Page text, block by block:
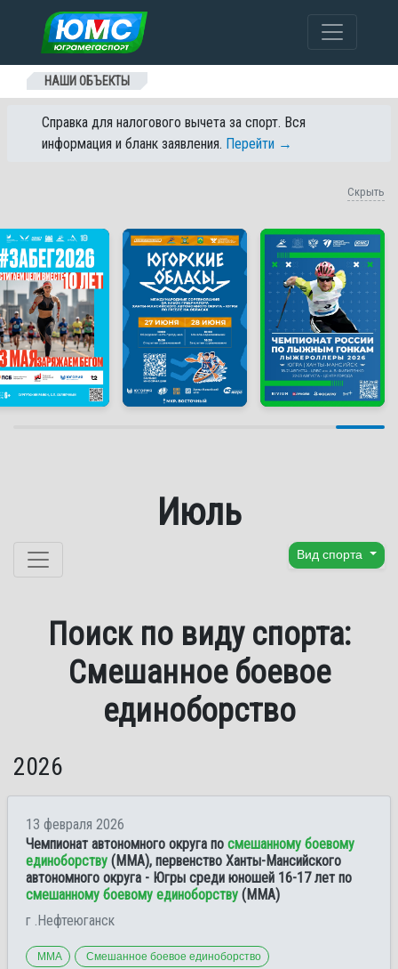
Перейти к содержанию
НАШИ ОБЪЕКТЫ
Справка для налогового вычета за спорт. Вся
информация и бланк заявления. Перейти →
Скрыть
Июль
Перейти к содержанию Вид спорта
Поиск по виду спорта:
Смешанное боевое
единоборство
2026
13 февраля 2026
Чемпионат автономного округа по смешанному боевому
единоборству (ММА), первенство Ханты-Мансийского
автономного округа - Югры среди юношей 16-17 лет по
смешанному боевому единоборству (ММА)
г .Нефтеюганск
ММА Смешанное боевое единоборство